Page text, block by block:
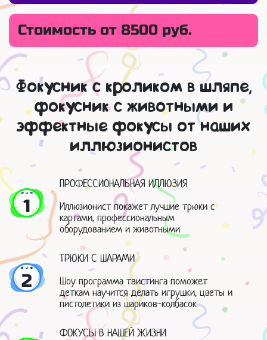
Стоимость от 8500 руб.
Фокусник с кроликом в шляпе,
фокусник с животными и
эффектные фокусы от наших
иллюзионистов
1
ПРОФЕССИОНАЛЬНАЯ ИЛЛЮЗИЯ
Иллюзионист покажет лучшие трюки с
картами, профессиональным
оборудованием и животными
2
ТРЮКИ С ШАРАМИ
Шоу программа твистинга поможет
деткам научится делать игрушки, цветы и
пистолетики из шариков-колбасок
ФОКУСЫ В НАШЕЙ ЖИЗНИ